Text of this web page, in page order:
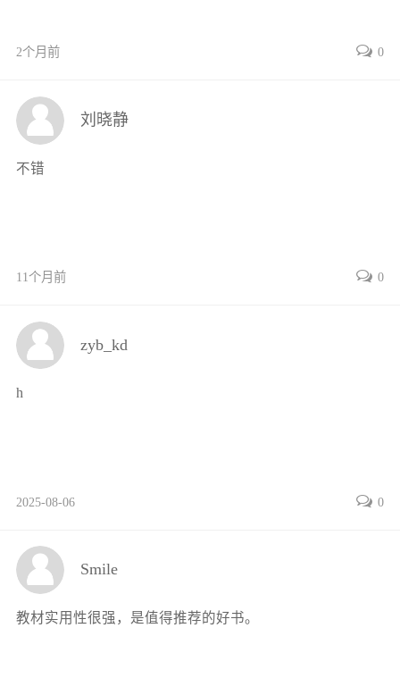
任务二 体验逆向物流 / 080
任务四 探察第四方物流 / 092
任务五 发现物流联盟 / 098
项目四 感受智慧物流 / 117
任务三 初步体验智慧物流装备 / 130
项目五 构建物流人生 / 147
任务一 观察物流企业组织结构 / 148
任务三 办理物流企业注册手续 / 160
2个月前 0
刘晓静
不错
11个月前 0
zyb_kd
h
2025-08-06 0
Smile
教材实用性很强，是值得推荐的好书。